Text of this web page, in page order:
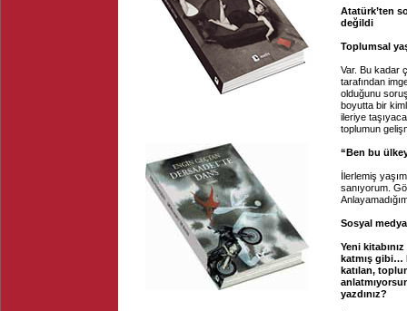
Atatürk’ten
değildi
Toplumsal
Var. Bu kadar
tarafından
olduğunu
boyutta bir
ileriye
toplumun
“Ben bu
İlerlemiş
sanıyorum.
Sosyal
Yeni kitabınız
katmış gibi…
katılan,
yazdınız?